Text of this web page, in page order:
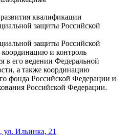
квалификации
защиты Российской
защиты Российской
и контроль
в его ведении Федеральной
а также координацию
фонда Российской Федерации и
Российской Федерации.
Ильинка, 21